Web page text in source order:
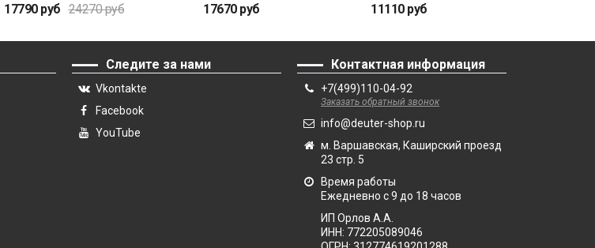
17790 руб 24270 руб 17670 руб 11110 руб
Следите за нами
Vkontakte
Facebook
YouTube
Контактная информация
+7(499)110-04-92
Заказать обратный звонок
info@deuter-shop.ru
м. Варшавская, Каширский проезд
23 стр. 5
Время работы
Ежедневно с 9 до 18 часов
ИП Орлов А.А.
ИНН: 772205089046